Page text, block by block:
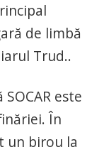
de limbă
Trud..
este
În
un birou la